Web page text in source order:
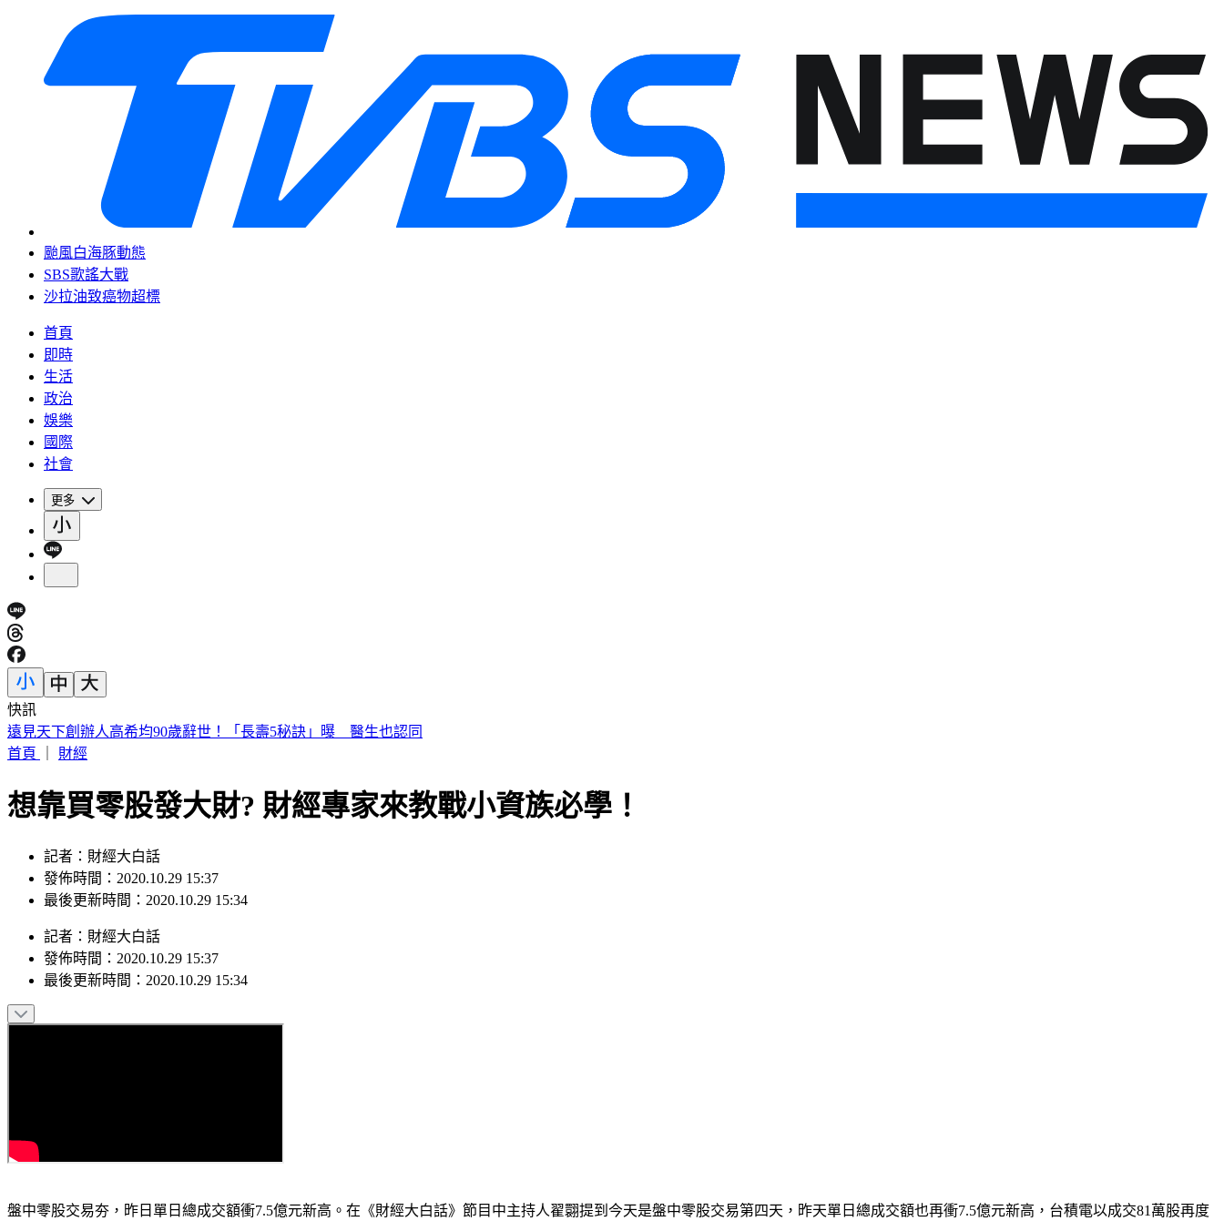
颱風白海豚動態
SBS歌謠大戰
沙拉油致癌物超標
首頁
即時
生活
政治
娛樂
國際
社會
更多
快訊
遠見天下創辦人高希均90歲辭世！「長壽5秘訣」曝 醫生也認同
首頁
財經
想靠買零股發大財? 財經專家來教戰小資族必學！
記者：財經大白話
發佈時間：2020.10.29 15:37
最後更新時間：2020.10.29 15:34
記者 ： 財經大白話
發佈時間： 2020.10.29 15:37
最後更新時間： 2020.10.29 15:34
盤中零股交易夯，昨日單日總成交額衝7.5億元新高。在《財經大白話》節目中主持人翟翾提到今天是盤中零股交易第四天，昨天單日總成交額也再衝7.5億元新高，台積電以成交81萬股再度